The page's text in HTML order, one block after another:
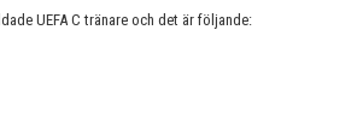
UEFA C tränare och det är följande: